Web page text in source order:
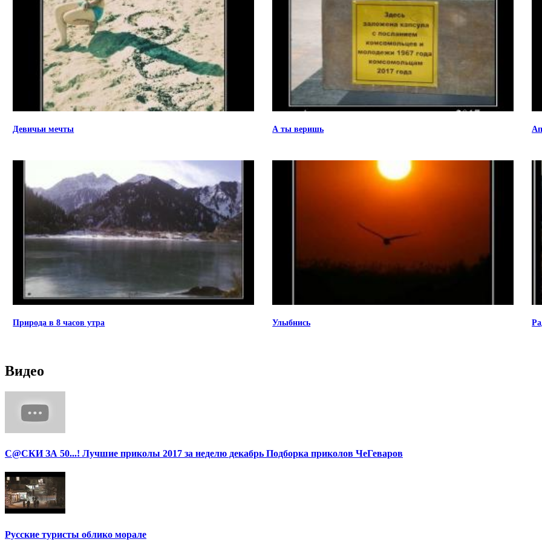
Девичьи мечты А ты веришь
Природа в 8 часов утра Улыбнись
Видео
С@СКИ ЗА 50...! Лучшие приколы 2017 за неделю декабрь Подборка приколов ЧеГеваров
Русские туристы облико морале